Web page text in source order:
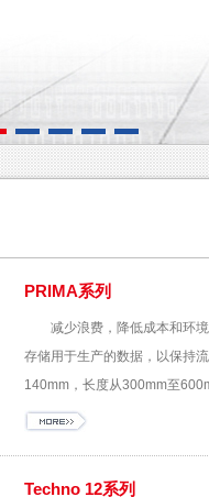
PRIMA系列
减少浪费，降低成本和环
存储用于生产的数据，以保持
140mm，长度从300mm至
Techno 12系列